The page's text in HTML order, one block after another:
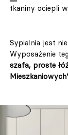
tkaniny ociepli
Sypialnia jest
Wyposażenie
szafa, proste